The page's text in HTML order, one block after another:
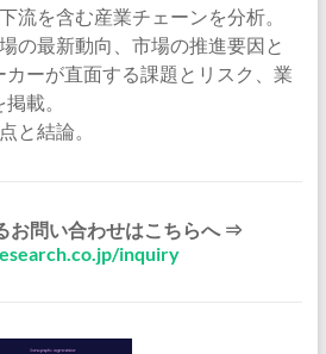
流を含む産業チェーンを分析。
の最新動向、市場の推進要因と
ーが直面する課題とリスク、業
載。
と結論。
お問い合わせはこちらへ ⇒
inquiry